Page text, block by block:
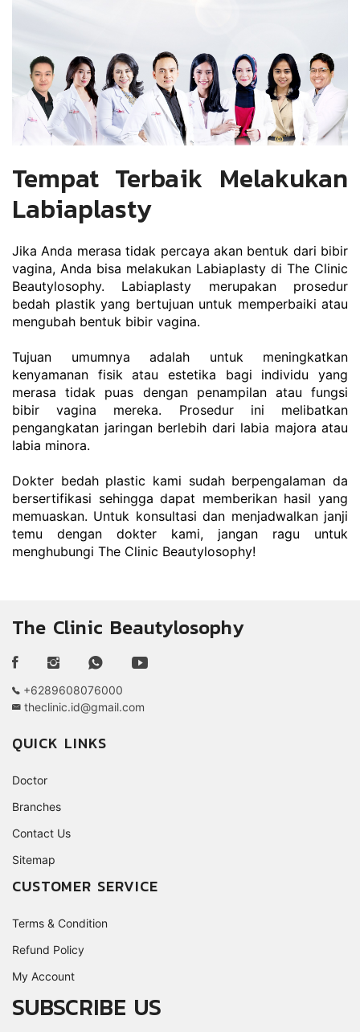
Tempat Terbaik Melakukan
Labiaplasty
Jika Anda merasa tidak percaya akan bentuk dari bibir
vagina, Anda bisa melakukan Labiaplasty di The Clinic
Beautylosophy. Labiaplasty merupakan prosedur
bedah plastik yang bertujuan untuk memperbaiki atau
mengubah bentuk bibir vagina.
Tujuan umumnya adalah untuk meningkatkan
kenyamanan fisik atau estetika bagi individu yang
merasa tidak puas dengan penampilan atau fungsi
bibir vagina mereka. Prosedur ini melibatkan
pengangkatan jaringan berlebih dari labia majora atau
labia minora.
Dokter bedah plastic kami sudah berpengalaman da
bersertifikasi sehingga dapat memberikan hasil yang
memuaskan. Untuk konsultasi dan menjadwalkan janji
temu dengan dokter kami, jangan ragu untuk
menghubungi The Clinic Beautylosophy!
The Clinic Beautylosophy
+6289608076000
theclinic.id@gmail.com
QUICK LINKS
Doctor
Branches
Contact Us
Sitemap
CUSTOMER SERVICE
Terms & Condition
Refund Policy
My Account
SUBSCRIBE US